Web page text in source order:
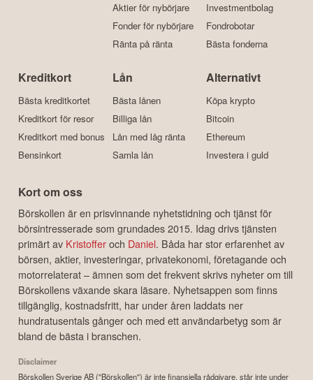
Aktier för nybörjare
Fonder för nybörjare
Ränta på ränta
Investmentbolag
Fondrobotar
Bästa fonderna
Kreditkort
Bästa kreditkortet
Kreditkort för resor
Kreditkort med bonus
Bensinkort
Lån
Bästa lånen
Billiga lån
Lån med låg ränta
Samla lån
Alternativt
Köpa krypto
Bitcoin
Ethereum
Investera i guld
Kort om oss
Börskollen är en prisvinnande nyhetstidning och tjänst för
börsintresserade som grundades 2015. Idag drivs tjänsten
primärt av Kristofferoch Daniel. Båda har stor erfarenhet av
börsen, aktier, investeringar, privatekonomi, företagande och
motorrelaterat – ämnen som det frekvent skrivs nyheter om till
Börskollens växande skara läsare. Nyhetsappen som finns
tillgänglig, kostnadsfritt, har under åren laddats ner
hundratusentals gånger och med ett användarbetyg som är
bland de bästa i branschen.
Disclaimer
Börskollen Sverige AB ("Börskollen") är inte finansiella rådgivare, står inte under